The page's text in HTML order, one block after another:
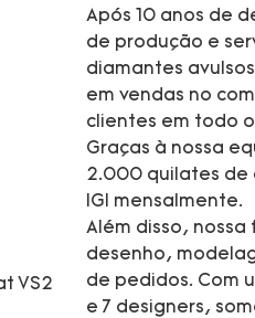
Após 10 anos de
de produção e
diamantes
em vendas no
clientes em todo
Graças à nossa
2.000 quilates de
IGI mensalmente.
Além disso,
desenho,
de pedidos. Com
e 7 designers,